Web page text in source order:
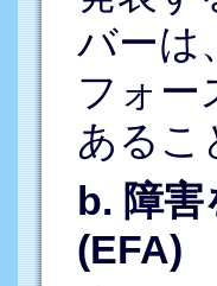
バーは
フォー
あるこ
b. 障
(EFA)